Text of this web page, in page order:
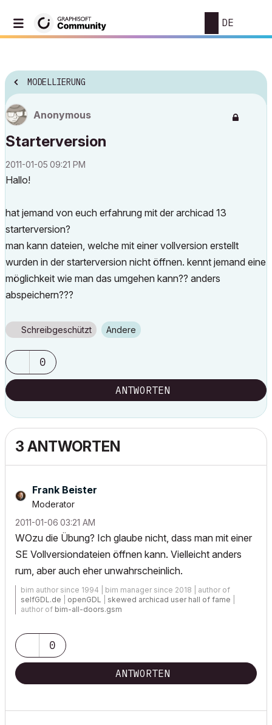
DE
MODELLIERUNG
Anonymous
Starterversion
‎2011-01-05 09:21 PM
Hallo!
hat jemand von euch erfahrung mit der archicad 13
starterversion?
man kann dateien, welche mit einer vollversion erstellt
wurden in der starterversion nicht öffnen. kennt jemand eine
möglichkeit wie man das umgehen kann?? anders
abspeichern???
Schreibgeschützt Andere
0
ANTWORTEN
3 ANTWORTEN
Frank Beister
Moderator
‎2011-01-06 03:21 AM
WOzu die Übung? Ich glaube nicht, dass man mit einer
SE Vollversiondateien öffnen kann. Vielleicht anders
rum, aber auch eher unwahrscheinlich.
bim author since 1994 | bim manager since 2018 | author of
selfGDL.de
openGDL skewed archicad user hall of fame
author of bim-all-doors.gsm
0
ANTWORTEN